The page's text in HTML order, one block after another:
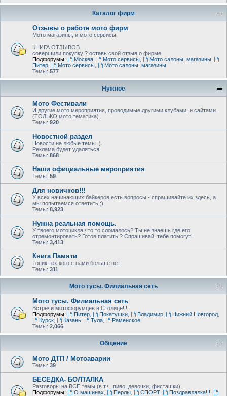
Каталог фирм
Отзывы о работе мото фирм
Мото магазины, и мото сервисы.
КНИГА ОТЗЫВОВ.
совершили покупку ? оставь свой отзыв о фирме
Подфорумы:
Москва, Мото сервисы, Мото салоны, магазины,
Питер
Мото сервисы,
Мото салоны, магазины
Темы: 577
Нужное
Мото Фестивали
И другие мото мероприятия, проводимые другими клубами, и сайтами
(ТОЛЬКО мото тематика).
Темы: 920
Новостной раздел
Новости на любые темы :).
Реклама будет удаляться
Темы: 868
Наши официальные мероприятия
Темы: 59
Для новичков!!!
У всех начинающих байкеров есть вопросы - спрашивайте их здесь, а
мы попытаемся ответить ;)
Темы: 8,923
Нужна реальная помощь.
У твоего мотоцикла что то сломалось? Ты не знаешь где его
отремонтировать? Готов платить ? Спрашивай, тебе помогут.
Темы: 3,413
Книга Памяти
Топик тех кого с нами больше нет
Темы: 311
Мото тусы. Филиальная сеть
Мото тусы. Филиальная сеть
Встречи мотофорумцев в Столице!!!
Подфорумы:
Питер, Покатушки, Владимир, Нижний Новгород
Курск, Казань, Тула,
Раменское
Темы: 2,066
Общение
Мото ДТП / Мотоаварии
Темы: 39
БЕСЕДКА- БОЛТАЛКА
Разговоры на ВСЕ темы (в т.ч. пиво, девочки, фисташки)...
Подфорумы:
О машинах Перлы, СПОРТ, Поздравлялка!!!